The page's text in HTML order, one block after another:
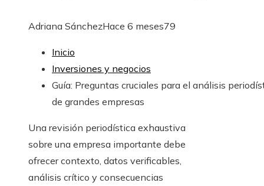
Adriana SánchezHace 6 meses79
Inicio
Inversiones y negocios
Guía: Preguntas cruciales para el análisis
de grandes empresas
Una revisión periodística exhaustiva
sobre una empresa importante debe
ofrecer contexto, datos verificables,
análisis crítico y consecuencias